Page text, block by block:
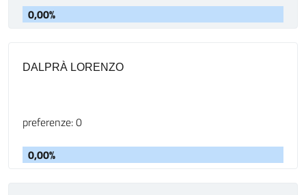
0,00%
DALPRÀ LORENZO
preferenze: 0
0,00%